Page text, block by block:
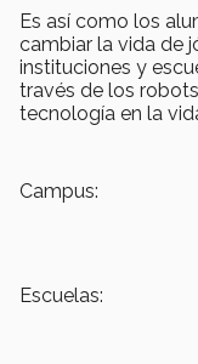
Es así como los
cambiar la vida de
instituciones y
través de los
tecnología en la
Campus:
Escuelas: